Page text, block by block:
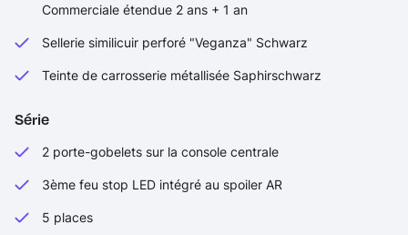
Commerciale étendue 2 ans + 1 an
Sellerie similicuir perforé "Veganza" Schwarz
Teinte de carrosserie métallisée Saphirschwarz
Série
2 porte-gobelets sur la console centrale
3ème feu stop LED intégré au spoiler AR
5 places